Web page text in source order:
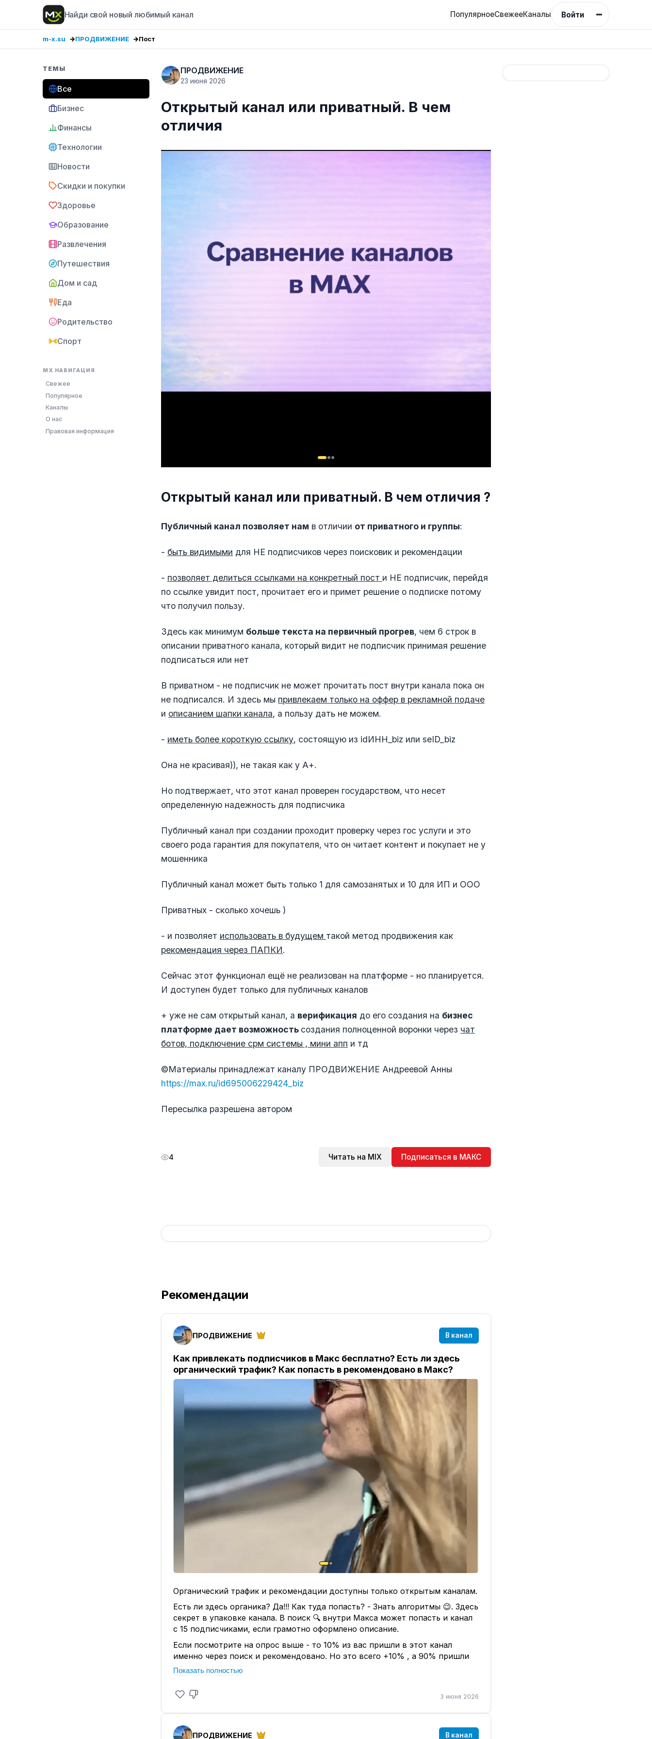
Найди свой новый любимый канал ПопулярноеСвежееКаналы Войти
m-x.su ПРОДВИЖЕНИЕ Пост
ТЕМЫ
Все
Бизнес
Финансы
Технологии
Новости
Скидки и покупки
Здоровье
Образование
Развлечения
Путешествия
Дом и сад
Еда
Родительство
Спорт
MX НАВИГАЦИЯ
Свежее
Популярное
Каналы
О нас
Правовая информация
ПРОДВИЖЕНИЕ
23 июня 2026
Открытый канал или приватный. В чем
отличия
Открытый канал или приватный. В чем отличия ?
Публичный канал позволяет нам в отличии от приватного и группы:
- быть видимыми для НЕ подписчиков через поисковик и рекомендации
- позволяет делиться ссылками на конкретный пост и НЕ подписчик, перейдя
по ссылке увидит пост, прочитает его и примет решение о подписке потому
что получил пользу.
Здесь как минимум больше текста на первичный прогрев, чем 6 строк в
описании приватного канала, который видит не подписчик принимая решение
подписаться или нет
В приватном - не подписчик не может прочитать пост внутри канала пока он
не подписался. И здесь мы привлекаем только на оффер в рекламной подаче
и описанием шапки канала, а пользу дать не можем.
- иметь более короткую ссылку, состоящую из idИНН_biz или seID_biz
Она не красивая)), не такая как у А+.
Но подтвержает, что этот канал проверен государством, что несет
определенную надежность для подписчика
Публичный канал при создании проходит проверку через гос услуги и это
своего рода гарантия для покупателя, что он читает контент и покупает не у
мошенника
Публичный канал может быть только 1 для самозанятых и 10 для ИП и ООО
Приватных - сколько хочешь )
- и позволяет использовать в будущем такой метод продвижения как
рекомендация через ПАПКИ.
Сейчас этот функционал ещё не реализован на платформе - но планируется.
И доступен будет только для публичных каналов
+ уже не сам открытый канал, а верификация до его создания на бизнес
платформе дает возможность создания полноценной воронки через чат
ботов, подключение срм системы , мини апп и тд
©️Материалы принадлежат каналу ПРОДВИЖЕНИЕ Андреевой Анны
https://max.ru/id695006229424_biz
Пересылка разрешена автором
4 Читать на MIX Подписаться в МАКС
Рекомендации
ПРОДВИЖЕНИЕ В канал
Как привлекать подписчиков в Макс бесплатно? Есть ли здесь
органический трафик? Как попасть в рекомендовано в Макс?
Органический трафик и рекомендации доступны только открытым каналам.
Есть ли здесь органика? Да!!! Как туда попасть? - Знать алгоритмы 😉. Здесь
секрет в упаковке канала. В поиск 🔍 внутри Макса может попасть и канал
с 15 подписчиками, если грамотно оформлено описание.
Если посмотрите на опрос выше - то 10% из вас пришли в этот канал
именно через поиск и рекомендовано. Но это всего +10% , а 90% пришли
через целевые регулярно повторяемые мои действия ))
действиями.
Бесплатные методы привлечения работают одинаково и для
▫️ПРОДВИЖЕНИЕ-открытый. +84 подписчиков за неделю . Инструменты
Показать полностью
3 июня 2026
ПРОДВИЖЕНИЕ В канал